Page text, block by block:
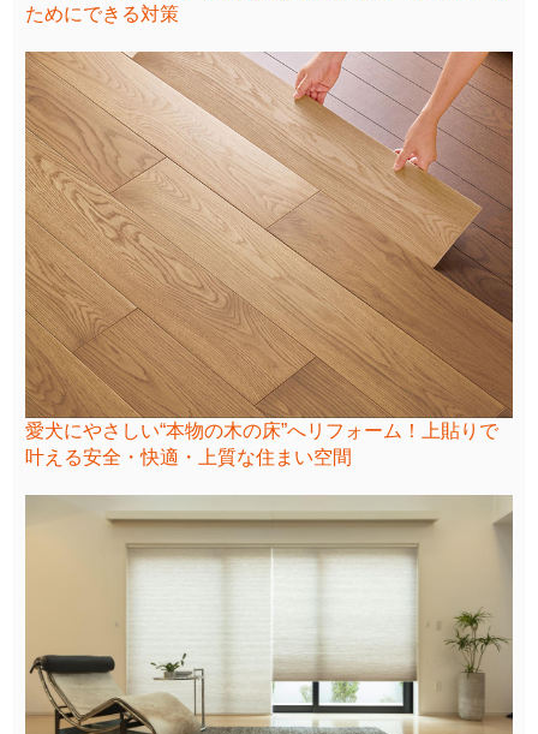
ためにできる対策
愛犬にやさしい“本物の木の床”へリフォーム！上貼りで
叶える安全・快適・上質な住まい空間